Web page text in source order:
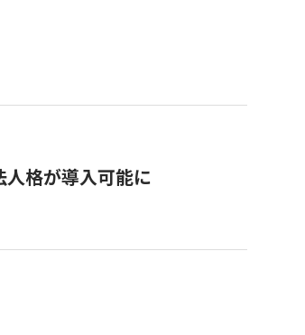
人格が導入可能に